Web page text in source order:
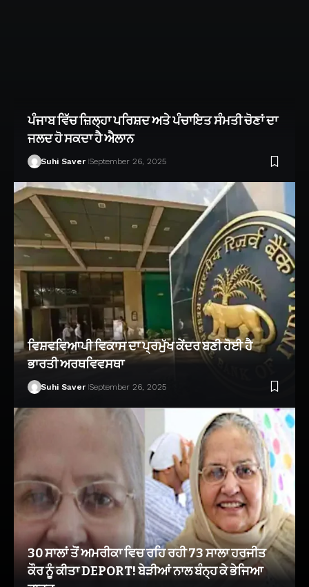
ਪੰਜਾਬ ਵਿੱਚ ਜ਼ਿਲ੍ਹਾ ਪਰਿਸ਼ਦ ਅਤੇ ਪੰਚਾਇਤ ਸੰਮਤੀ ਚੋਣਾਂ ਦਾ
ਜਲਦ ਹੋ ਸਕਦਾ ਹੈ ਐਲਾਨ
Suhi Saver September 26, 2025
ਵਿਸ਼ਵਵਿਆਪੀ ਵਿਕਾਸ ਦਾ ਪ੍ਰਮੁੱਖ ਕੇਂਦਰ ਬਣੀ ਹੋਈ ਹੈ
ਭਾਰਤੀ ਅਰਥਵਿਵਸਥਾ
Suhi Saver September 26, 2025
30 ਸਾਲਾਂ ਤੋਂ ਅਮਰੀਕਾ ਵਿਚ ਰਹਿ ਰਹੀ 73 ਸਾਲਾ ਹਰਜੀਤ
ਕੌਰ ਨੂੰ ਕੀਤਾ DEPORT! ਬੇੜੀਆਂ ਨਾਲ ਬੰਨ੍ਹ ਕੇ ਭੇਜਿਆ